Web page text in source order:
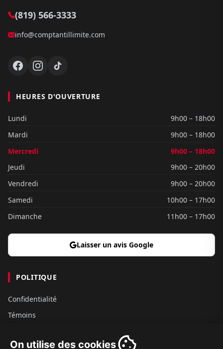
On utilise des cookies
(819) 566-3333
info@comptantillimite.com
HEURES D'OUVERTURE
Lundi
9h00 – 18h00
Mardi
9h00 – 18h00
Mercredi
9h00 – 18h00
Jeudi
9h00 – 20h00
Vendredi
9h00 – 20h00
Samedi
10h00 – 17h00
Dimanche
11h00 – 17h00
Laisser un avis Google
POLITIQUE
Confidentialité
Témoins
Conditions